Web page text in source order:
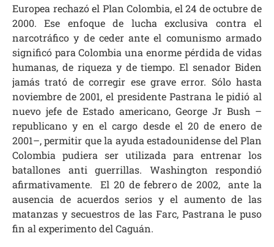
Europea rechazó el Plan Colombia, el 24 de octubre de
2000. Ese enfoque de lucha exclusiva contra el
narcotráfico y de ceder ante el comunismo armado
significó para Colombia una enorme pérdida de vidas
humanas, de riqueza y de tiempo. El senador Biden
jamás trató de corregir ese grave error. Sólo hasta
noviembre de 2001, el presidente Pastrana le pidió al
nuevo jefe de Estado americano, George Jr Bush –
republicano y en el cargo desde el 20 de enero de
2001–, permitir que la ayuda estadounidense del Plan
Colombia pudiera ser utilizada para entrenar los
batallones anti guerrillas. Washington respondió
afirmativamente. El 20 de febrero de 2002, ante la
ausencia de acuerdos serios y el aumento de las
matanzas y secuestros de las Farc, Pastrana le puso
fin al experimento del Caguán.